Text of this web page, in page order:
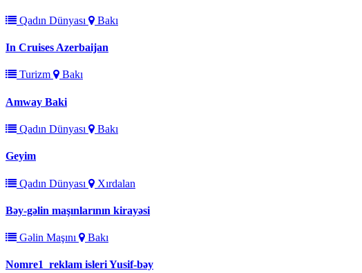
Qadın Dünyası Bakı
In Cruises Azerbaijan
Turizm Bakı
Amway Baki
Qadın Dünyası Bakı
Geyim
Qadın Dünyası Xırdalan
Bəy-gəlin maşınlarının kirayəsi
Gəlin Maşını Bakı
Nomre1_reklam isleri Yusif-bəy